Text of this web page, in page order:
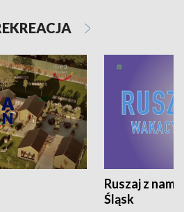
Ruszaj z
Śląsk